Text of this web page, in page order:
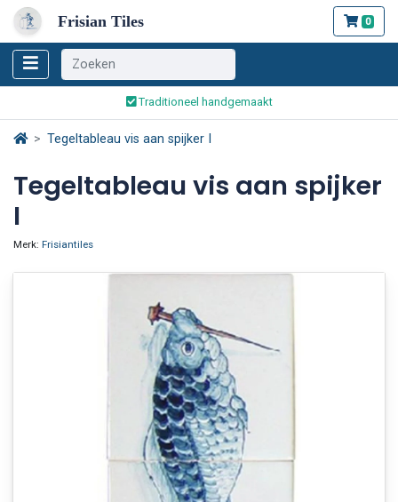
Frisian Tiles 0
Traditioneel handgemaakt
Veilig bestellen en betalen
Tegeltableau vis aan spijker I
Tegeltableau vis aan spijker
I
Merk: Frisiantiles